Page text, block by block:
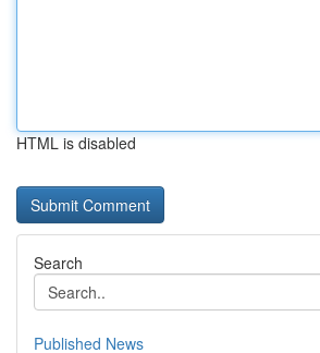
HTML is disabled
Search
Published News